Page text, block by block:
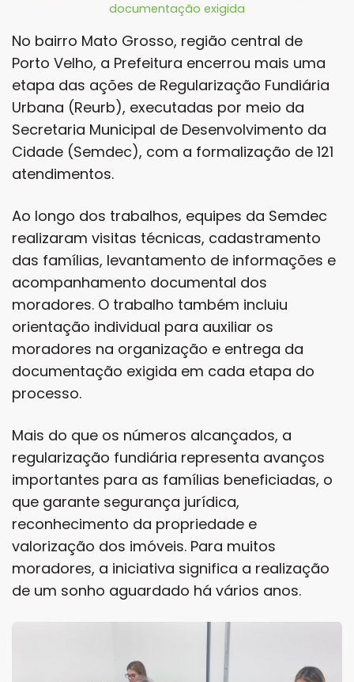
documentação exigida
No bairro Mato Grosso, região central de
Porto Velho, a Prefeitura encerrou mais uma
etapa das ações de Regularização Fundiária
Urbana (Reurb), executadas por meio da
Secretaria Municipal de Desenvolvimento da
Cidade (Semdec), com a formalização de 121
atendimentos.
Ao longo dos trabalhos, equipes da Semdec
realizaram visitas técnicas, cadastramento
das famílias, levantamento de informações e
acompanhamento documental dos
moradores. O trabalho também incluiu
orientação individual para auxiliar os
moradores na organização e entrega da
documentação exigida em cada etapa do
processo.
Mais do que os números alcançados, a
regularização fundiária representa avanços
importantes para as famílias beneficiadas, o
que garante segurança jurídica,
reconhecimento da propriedade e
valorização dos imóveis. Para muitos
moradores, a iniciativa significa a realização
de um sonho aguardado há vários anos.